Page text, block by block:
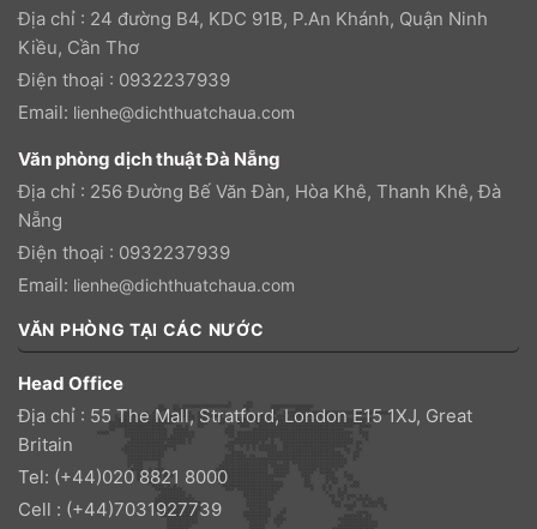
Địa chỉ : 24 đường B4, KDC 91B, P.An Khánh, Quận Ninh
Kiều, Cần Thơ
Điện thoại : 0932237939
Email: lienhe@dichthuatchaua.com
Văn phòng dịch thuật Đà Nẵng
Địa chỉ : 256 Đường Bế Văn Đàn, Hòa Khê, Thanh Khê, Đà
Nẵng
Điện thoại : 0932237939
Email: lienhe@dichthuatchaua.com
VĂN PHÒNG TẠI CÁC NƯỚC
Head Office
Địa chỉ : 55 The Mall, Stratford, London E15 1XJ, Great
Britain
Tel: (+44)020 8821 8000
Cell : (+44)7031927739